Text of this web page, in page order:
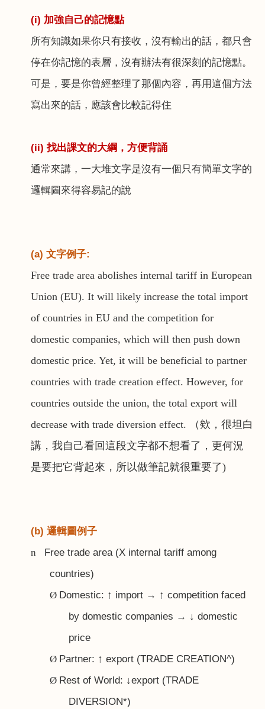
(i) 加強自己的記憶點
所有知識如果你只有接收，沒有輸出的話，都只會
停在你記憶的表層，沒有辦法有很深刻的記憶點。
可是，要是你曾經整理了那個內容，再用這個方法
寫出來的話，應該會比較記得住
(ii) 找出課文的大綱，方便背誦
通常來講，一大堆文字是沒有一個只有簡單文字的
邏輯圖來得容易記的說
(a) 文字例子:
Free trade area abolishes internal tariff in European
Union (EU). It will likely increase the total import
of countries in EU and the competition for
domestic companies, which will then push down
domestic price. Yet, it will be beneficial to partner
countries with trade creation effect. However, for
countries outside the union, the total export will
decrease with trade diversion effect.
（欸，很坦白
講，我自己看回這段文字都不想看了，更何況
是要把它背起來，所以做筆記就很重要了)
(b) 邏輯圖例子
n
Free trade area (X internal tariff among
countries)
Ø Domestic: ↑ import → ↑ competition faced
by domestic companies → ↓ domestic
price
Ø Partner: ↑ export (TRADE CREATION^)
Ø Rest of World: ↓export (TRADE
DIVERSION*)